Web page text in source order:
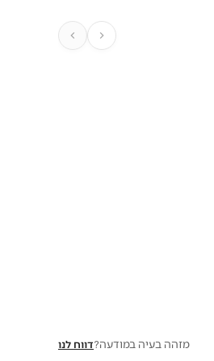
מזהה בעיה במודעה?דווח לנו